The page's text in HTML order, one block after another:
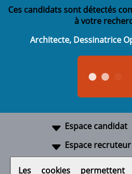
Ces candidats sont détectés
à votre
Architecte, Dessinatrice
Espace candidat
Espace recruteur
Les cookies